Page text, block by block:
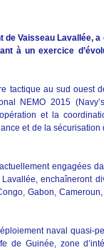
de Vaisseau Lavallée,
à un exercice
tactique au sud ouest
NEMO 2015
et la
et de la sécurisation
engagées
enchaîneront
Gabon,
naval quasi-
de Guinée, zone